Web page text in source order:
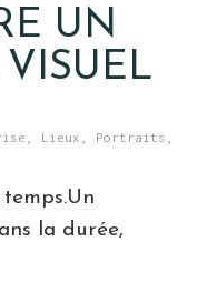
UN
Lieux Portraits
la durée,